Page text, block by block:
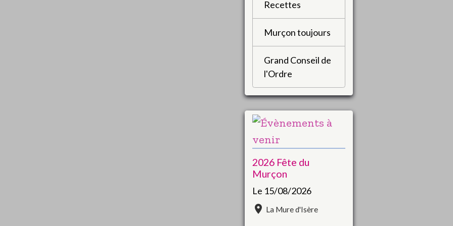
Recettes
Murçon toujours
Grand Conseil de
l'Ordre
2026 Fête du
Murçon
Le 15/08/2026
La Mure d'Isère